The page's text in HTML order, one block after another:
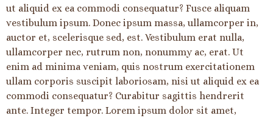
ut aliquid ex ea commodi consequatur? Fusce aliquam
vestibulum ipsum. Donec ipsum massa, ullamcorper in,
auctor et, scelerisque sed, est. Vestibulum erat nulla,
ullamcorper nec, rutrum non, nonummy ac, erat. Ut
enim ad minima veniam, quis nostrum exercitationem
ullam corporis suscipit laboriosam, nisi ut aliquid ex ea
commodi consequatur? Curabitur sagittis hendrerit
ante. Integer tempor. Lorem ipsum dolor sit amet,